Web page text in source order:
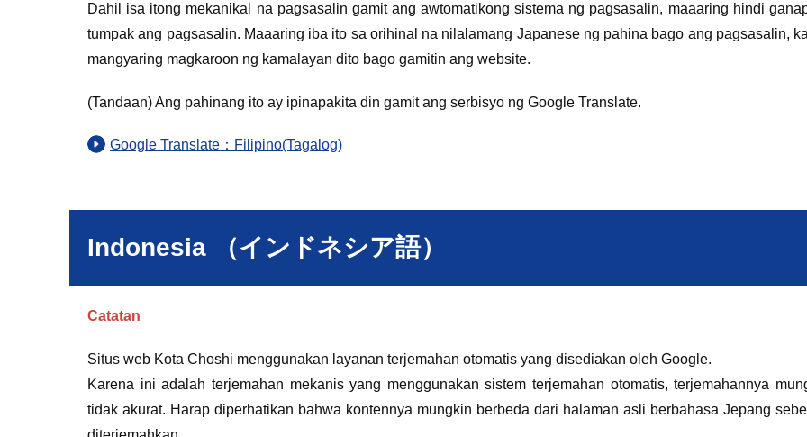
Dahil isa itong mekanikal na pagsasalin gamit ang awtomatikong sistema ng pagsasalin, maaaring hindi
tumpak ang pagsasalin. Maaaring iba ito sa orihinal na nilalamang Japanese ng pahina bago ang pagsasalin,
mangyaring magkaroon ng kamalayan dito bago gamitin ang website.
(Tandaan) Ang pahinang ito ay ipinapakita din gamit ang serbisyo ng Google Translate.
Google Translate：Filipino(Tagalog)
Indonesia （インドネシア語）
Catatan
Situs web Kota Choshi menggunakan layanan terjemahan otomatis yang disediakan oleh Google.
Karena ini adalah terjemahan mekanis yang menggunakan sistem terjemahan otomatis, terjemahannya
tidak akurat. Harap diperhatikan bahwa kontennya mungkin berbeda dari halaman asli berbahasa Jepang